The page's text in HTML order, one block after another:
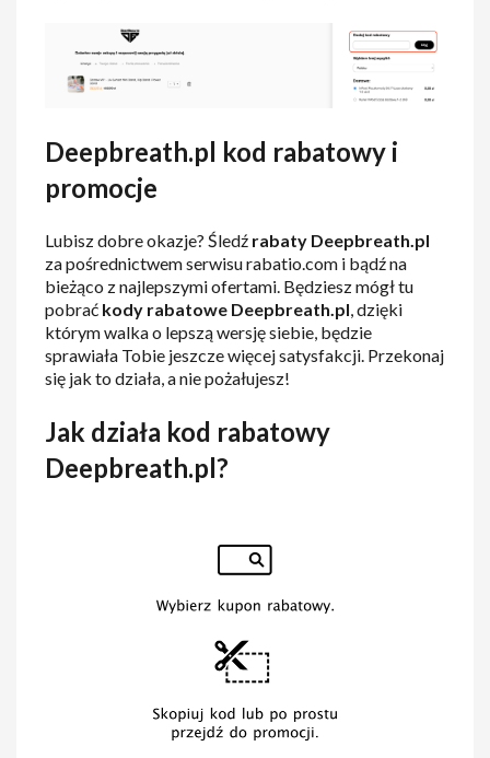
Deepbreath.pl kod rabatowy i
promocje
Lubisz dobre okazje? Śledź rabaty Deepbreath.pl
za pośrednictwem serwisu rabatio.com i bądź na
bieżąco z najlepszymi ofertami. Będziesz mógł tu
pobrać kody rabatowe Deepbreath.pl , dzięki
którym walka o lepszą wersję siebie, będzie
sprawiała Tobie jeszcze więcej satysfakcji. Przekonaj
się jak to działa, a nie pożałujesz!
Jak działa kod rabatowy
Deepbreath.pl?